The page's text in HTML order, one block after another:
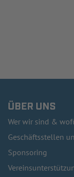
ÜBER UNS
Wer wir sind &
Geschäftsstellen
Sponsoring